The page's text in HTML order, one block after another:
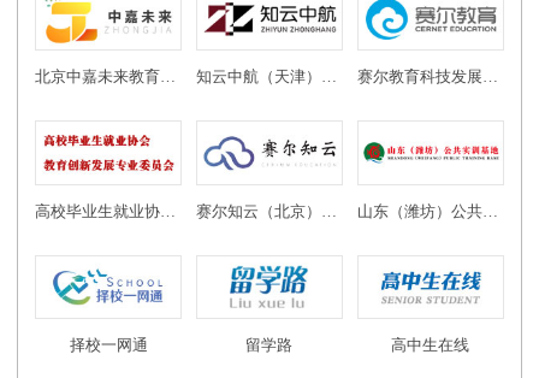
北京中嘉未来教育科技有限公司 知云中航（天津）教育科技有限公司 赛尔教育科技发展有限公司
山东（潍坊）公共实训基地
择校一网通 留学路 高中生在线